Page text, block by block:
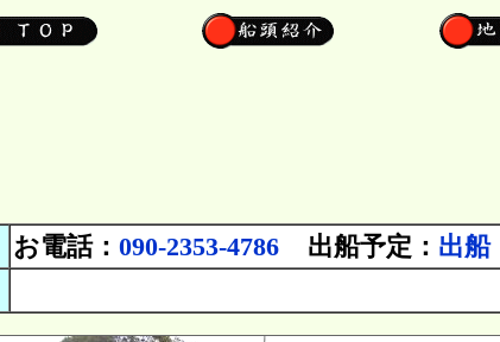
お電話： 090-2353-4786 出船予定： 出船